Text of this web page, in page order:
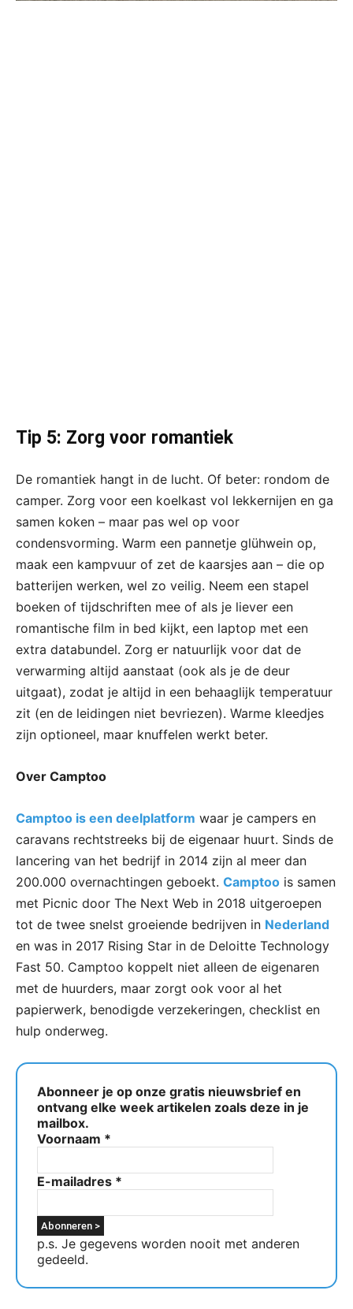
Tip 5: Zorg voor romantiek
De romantiek hangt in de lucht. Of beter: rondom de
camper. Zorg voor een koelkast vol lekkernijen en ga
samen koken – maar pas wel op voor
condensvorming. Warm een pannetje glühwein op,
maak een kampvuur of zet de kaarsjes aan – die op
batterijen werken, wel zo veilig. Neem een stapel
boeken of tijdschriften mee of als je liever een
romantische film in bed kijkt, een laptop met een
extra databundel. Zorg er natuurlijk voor dat de
verwarming altijd aanstaat (ook als je de deur
uitgaat), zodat je altijd in een behaaglijk temperatuur
zit (en de leidingen niet bevriezen). Warme kleedjes
zijn optioneel, maar knuffelen werkt beter.
Over Camptoo
Camptoo is een deelplatform waar je campers en
caravans rechtstreeks bij de eigenaar huurt. Sinds de
lancering van het bedrijf in 2014 zijn al meer dan
200.000 overnachtingen geboekt. Camptoo is samen
met Picnic door The Next Web in 2018 uitgeroepen
tot de twee snelst groeiende bedrijven in Nederland
en was in 2017 Rising Star in de Deloitte Technology
Fast 50. Camptoo koppelt niet alleen de eigenaren
met de huurders, maar zorgt ook voor al het
papierwerk, benodigde verzekeringen, checklist en
hulp onderweg.
Abonneer je op onze gratis nieuwsbrief en
ontvang elke week artikelen zoals deze in je
mailbox.
Voornaam *
E-mailadres *
p.s. Je gegevens worden nooit met anderen
gedeeld.